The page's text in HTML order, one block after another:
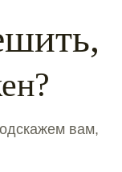
вам,